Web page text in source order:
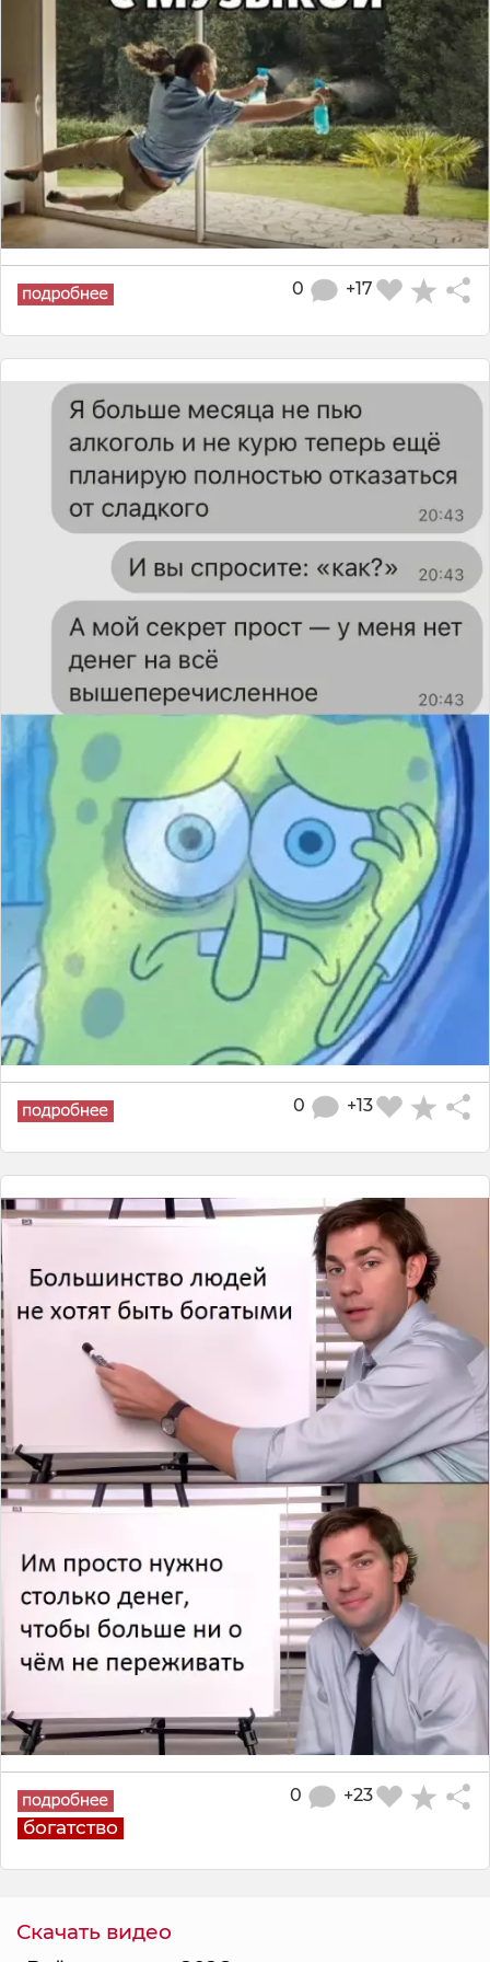
+17
0
+13
0
богатство
+23
0
Скачать видео